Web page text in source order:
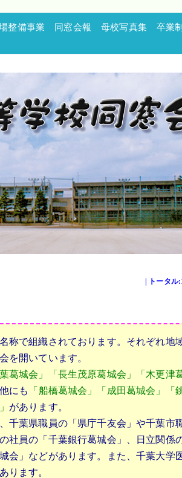
整備事業 同窓会報 母校写真集 卒業
| トータル
称で組織されております。それぞれ地
を開いています。
葉葛城会」「長生茂原葛城会」「木更津
にも
「船橋葛城会」「成田葛城会」「
があります。
千葉県職員の「県庁千友会」や千葉市
社員の「千葉銀行葛城会」、日立関係
会」などがあります。また、千葉大学
ります。